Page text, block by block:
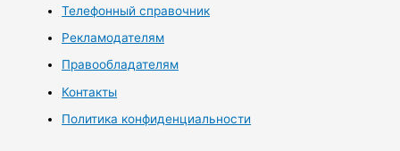
Телефонный справочник
Рекламодателям
Правообладателям
Контакты
Политика конфиденциальности